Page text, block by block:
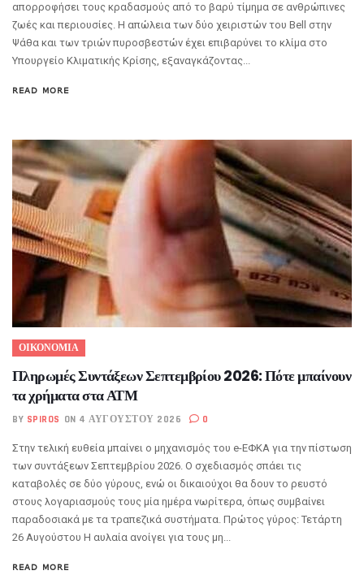
απορροφήσει τους κραδασμούς από το βαρύ τίμημα σε ανθρώπινες
ζωές και περιουσίες. Η απώλεια των δύο χειριστών του Bell στην
Ψάθα και των τριών πυροσβεστών έχει επιβαρύνει το κλίμα στο
Υπουργείο Κλιματικής Κρίσης, εξαναγκάζοντας...
READ MORE
ΟΙΚΟΝΟΜΙΑ
Πληρωμές Συντάξεων Σεπτεμβρίου 2026: Πότε μπαίνουν
τα χρήματα στα ΑΤΜ
BY SPIROS ON 4 ΑΥΓΟΎΣΤΟΥ 2026 0
Στην τελική ευθεία μπαίνει ο μηχανισμός του e-ΕΦΚΑ για την πίστωση
των συντάξεων Σεπτεμβρίου 2026. Ο σχεδιασμός σπάει τις
καταβολές σε δύο γύρους, ενώ οι δικαιούχοι θα δουν το ρευστό
στους λογαριασμούς τους μία ημέρα νωρίτερα, όπως συμβαίνει
παραδοσιακά με τα τραπεζικά συστήματα. Πρώτος γύρος: Τετάρτη
26 Αυγούστου Η αυλαία ανοίγει για τους μη...
READ MORE